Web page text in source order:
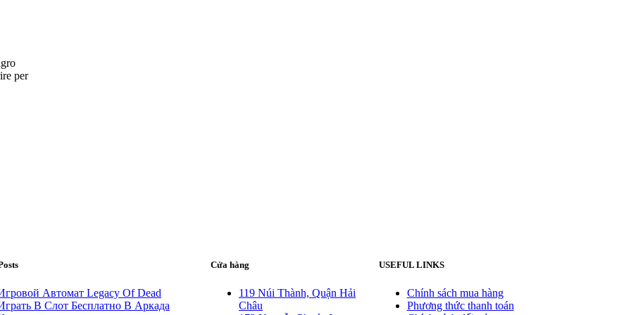
per
Автомат Legacy Of Dead
В Слот Бесплатно В Аркада
Cửa hàng
119 Núi Thành, Quận Hải
Châu
USEFUL LINKS
Chính sách mua hàng
Phương thức thanh toán